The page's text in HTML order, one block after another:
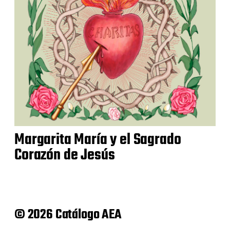
Margarita María y el Sagrado
Corazón de Jesús
© 2026 Catálogo AEA